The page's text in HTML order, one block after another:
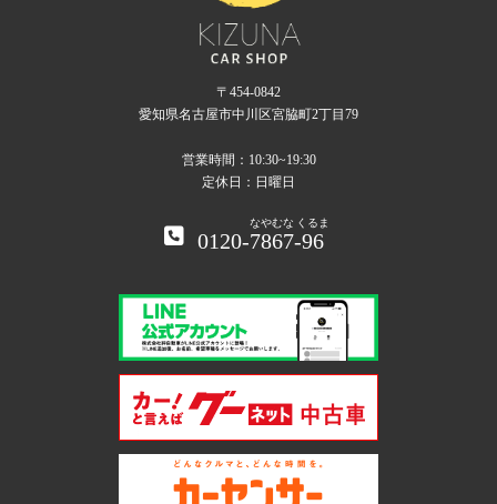
〒454-0842
愛知県名古屋市中川区宮脇町2丁目79
営業時間：10:30~19:30
定休日：日曜日
0120-7867
なやむな
-96
くるま